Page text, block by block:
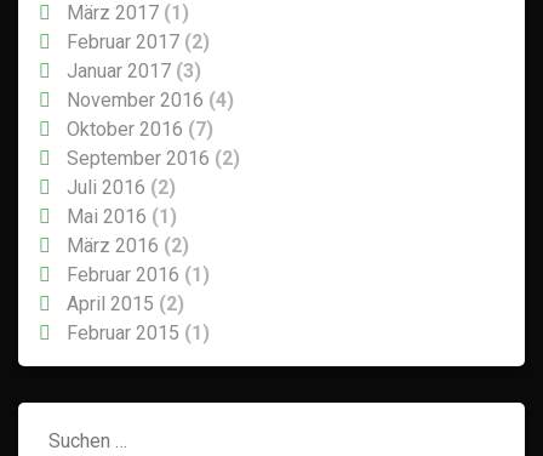
März 2017 (1)
Februar 2017 (2)
Januar 2017 (3)
November 2016 (4)
Oktober 2016 (7)
September 2016 (2)
Juli 2016 (2)
Mai 2016 (1)
März 2016 (2)
Februar 2016 (1)
April 2015 (2)
Februar 2015 (1)
Suchen